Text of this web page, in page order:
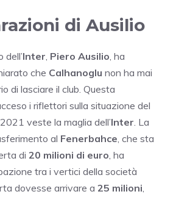
di Ausilio
Inter Piero Ausilio , ha
che Calhanoglu non ha mai
di lasciare il club. Questa
i riflettori sulla situazione del
veste la maglia dell’Inter . La
al Fenerbahce , che sta
di 20 milioni di euro , ha
tra i vertici della società
dovesse arrivare a 25 milioni